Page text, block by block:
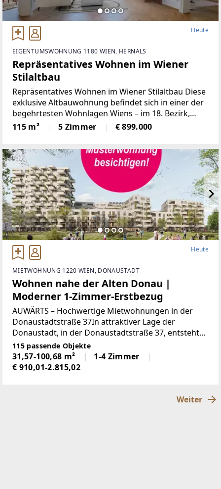
Heute
EIGENTUMSWOHNUNG 1180 WIEN, HERNALS
Repräsentatives Wohnen im Wiener
Stilaltbau
Repräsentatives Wohnen im Wiener Stilaltbau Diese
exklusive Altbauwohnung befindet sich in einer der
begehrtesten Wohnlagen Wiens – im 18. Bezirk,
nahe Gersthoferplatzl. Die westseitige Ausrichtung
sorgt für viel Sonne und ein angenehmes
115 m² 5 Zimmer € 899.000
Heute
MIETWOHNUNG 1220 WIEN, DONAUSTADT
Wohnen nahe der Alten Donau |
Moderner 1-Zimmer-Erstbezug
AUWÄRTS – Hochwertige Mietwohnungen in der
Donaustadtstraße 37In attraktiver Lage der
Donaustadt, in der Donaustadtstraße 37, entsteht
ein modernes Wohnprojekt mit hochwertig
ausgestatteten Mietwohnungen. Die durchdacht
geplanten Wohneinheiten
115 passende Objekte
31,57-100,68 m²
1-4 Zimmer
€ 910,01-2.815,02
Weiter